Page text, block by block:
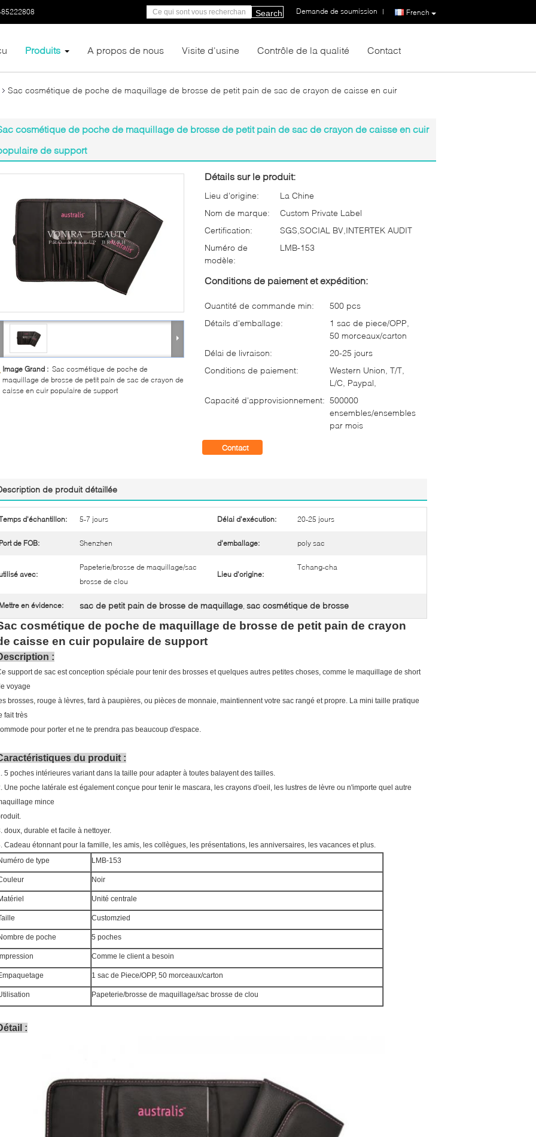
French
Demande de soumission |
Search
Produits A propos de nous Visite d'usine Contrôle de la qualité Contact
Sac cosmétique de poche de maquillage de brosse de petit pain de sac de crayon de caisse en cuir
cosmétique de poche de maquillage de brosse de petit pain de sac de crayon de caisse en cuir
de support
Image Grand : Sac cosmétique de poche de
maquillage de brosse de petit pain de sac de crayon de
caisse en cuir populaire de support
Détails sur le produit:
Lieu d'origine:
La Chine
Nom de marque:
Custom Private Label
Certification:
SGS,SOCIAL BV,INTERTEK AUDIT
Numéro de
modèle:
LMB-153
Conditions de paiement et expédition:
Quantité de commande min:
500 pcs
Détails d'emballage:
1 sac de piece/OPP,
50 morceaux/carton
Délai de livraison:
20-25 jours
Conditions de paiement:
Western Union, T/T,
L/C, Paypal,
Capacité d'approvisionnement: 500000
ensembles/ensembles
par mois
Contact
de produit détaillée
d'échantillon: 5-7 jours Délai d'exécution: 20-25 jours
Port de FOB: Shenzhen d'emballage: poly sac
avec:
Papeterie/brosse de maquillage/sac
brosse de clou
Lieu d'origine:
Tchang-cha
Mettre en évidence: sac de petit pain de brosse de maquillage, sac cosmétique de brosse
cosmétique de poche de maquillage de brosse de petit pain de crayon
caisse en cuir populaire de support
:
support de sac est conception spéciale pour tenir des brosses et quelques autres petites choses, comme le maquillage de short
voyage
brosses, rouge à lèvres, fard à paupières, ou pièces de monnaie, maintiennent votre sac rangé et propre. La mini taille pratique
fait très
pour porter et ne te prendra pas beaucoup d'espace.
du produit :
5 poches intérieures variant dans la taille pour adapter à toutes balayent des tailles.
Une poche latérale est également conçue pour tenir le mascara, les crayons d'oeil, les lustres de lèvre ou n'importe quel autre
mince
doux, durable et facile à nettoyer.
Cadeau étonnant pour la famille, les amis, les collègues, les présentations, les anniversaires, les vacances et plus.
de type
LMB-153
Noir
Unité centrale
Customzied
de poche 5 poches
Impression Comme le client a besoin
1 sac de Piece/OPP, 50 morceaux/carton
Papeterie/brosse de maquillage/sac brosse de clou
: